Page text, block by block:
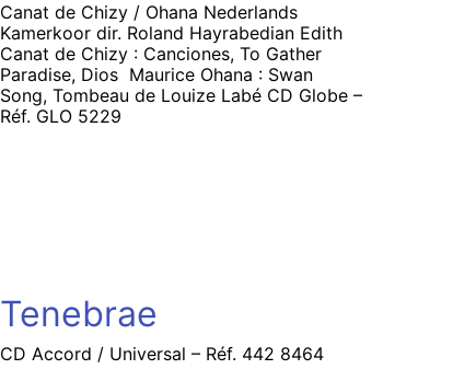
Canat de Chizy / Ohana Nederlands
Kamerkoor dir. Roland Hayrabedian Edith
Canat de Chizy : Canciones, To Gather
Paradise, Dios Maurice Ohana : Swan
Song, Tombeau de Louize Labé CD Globe –
Réf. GLO 5229
Tenebrae
CD Accord / Universal – Réf. 442 8464